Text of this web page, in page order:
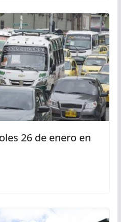
26 de enero en